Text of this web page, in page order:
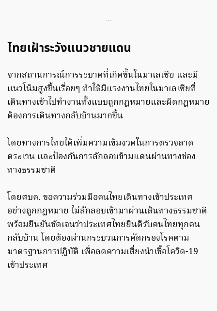
…
ไทยเฝ้าระวังแนวชายแดน
จากสถานการณ์การระบาดที่เกิดขึ้นในมาเลเซีย และมี
แนวโน้มสูงขึ้นเรื่อยๆ ทำให้มีแรงงานไทยในมาเลเซียที่
เดินทางเข้าไปทำงานทั้งแบบถูกกฎหมายและผิดกฎหมาย
ต้องการเดินทางกลับบ้านมากขึ้น
โดยทางการไทยได้เพิ่มความเข้มงวดในการตรวจลาด
ตระเวน และป้องกันการลักลอบข้ามแดนผ่านทางช่อง
ทางธรรมชาติ
โดยศบค. ขอความร่วมมือคนไทยเดินทางเข้าประเทศ
อย่างถูกกฏหมาย ไม่ลักลอบเข้ามาผ่านเส้นทางธรรมชาติ
พร้อมยืนยันชัดเจนว่าประเทศไทยยินดีรับคนไทยทุกคน
กลับบ้าน โดยต้องผ่านกระบวนการคัดกรองโรคตาม
มาตรฐานการปฏิบัติ เพื่อลดความเสี่ยงนำเชื้อโควิด-19
เข้าประเทศ